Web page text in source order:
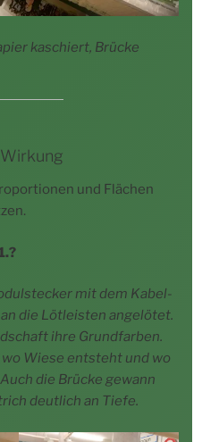
kaschiert, Brü­cke
und Flä­chen
mit dem Kabel­
die Löt­leis­ten ange­lö­tet.
ihre Grund­far­ben.
Wie­se ent­steht und wo
die Brü­cke gewann
deut­lich an Tiefe.